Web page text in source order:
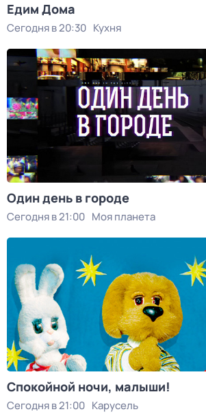
Едим Дома
Сегодня в 20:30 Кухня
Один день в городе
Сегодня в 21:00 Моя планета
Спокойной ночи, малыши!
Сегодня в 21:00 Карусель